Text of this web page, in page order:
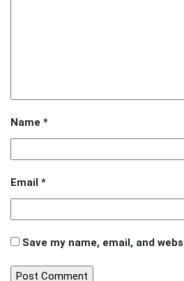
Name *
Email *
Save my name, email, and